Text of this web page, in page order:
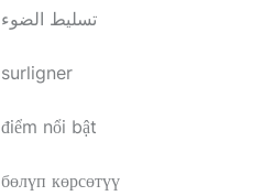
تسليط الضوء
surligner
điểm nổi bật
бөлүп көрсөтүү